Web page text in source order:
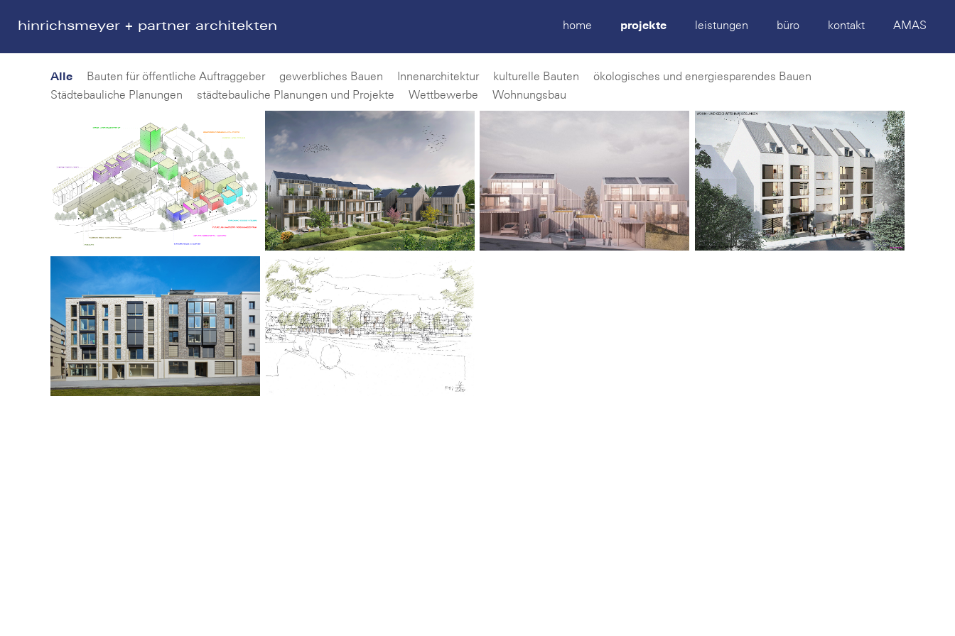
hinrichsmeyer + partner architekten home projekte leistungen büro kontakt AMAS
Alle Bauten für öffentliche Auftraggeber gewerbliches Bauen Innenarchitektur kulturelle Bauten
ökologisches und energiesparendes Bauen
Städtebauliche Planungen
städtebauliche Planungen und Projekte Wettbewerbe Wohnungsbau